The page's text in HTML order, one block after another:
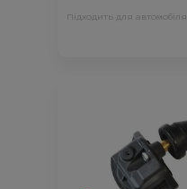
Підходить для автомобіля :